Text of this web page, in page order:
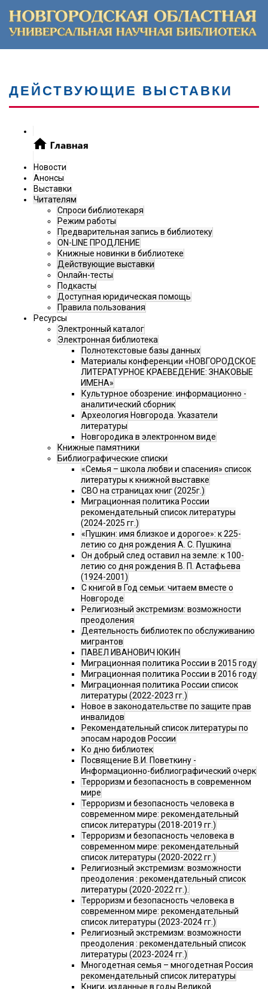
ДЕЙСТВУЮЩИЕ ВЫСТАВКИ
Новости
Анонсы
Выставки
Читателям
Спроси библиотекаря
Режим работы
Предварительная запись в библиотеку
ON-LINE ПРОДЛЕНИЕ
Книжные новинки в библиотеке
Действующие выставки
Онлайн-тесты
Подкасты
Доступная юридическая помощь
Правила пользования
Ресурсы
Электронный каталог
Электронная библиотека
Полнотекстовые базы данных
Материалы конференции «НОВГОРОДСКОЕ
ЛИТЕРАТУРНОЕ КРАЕВЕДЕНИЕ: ЗНАКОВЫЕ
ИМЕНА»
Культурное обозрение: информационно -
аналитический сборник
Археология Новгорода. Указатели
литературы
Новгородика в электронном виде
Книжные памятники
Библиографические списки
«Семья – школа любви и спасения» список
литературы к книжной выставке
СВО на страницах книг (2025г.)
Миграционная политика России
рекомендательный список литературы
(2024-2025 гг.)
«Пушкин: имя близкое и дорогое»: к 225-
летию со дня рождения А. С. Пушкина
Он добрый след оставил на земле: к 100-
летию со дня рождения В. П. Астафьева
(1924-2001)
С книгой в Год семьи: читаем вместе о
Новгороде
Религиозный экстремизм: возможности
преодоления
Деятельность библиотек по обслуживанию
мигрантов
ПАВЕЛ ИВАНОВИЧ ЮКИН
Миграционная политика России в 2015 году
Миграционная политика России в 2016 году
Миграционная политика России список
литературы (2022-2023 гг.)
Новое в законодательстве по защите прав
инвалидов
Рекомендательный список литературы по
эпосам народов России
Ко дню библиотек
Посвящение В.И. Поветкину -
Информационно-библиографический очерк
Терроризм и безопасность в современном
мире
Терроризм и безопасность человека в
современном мире: рекомендательный
список литературы (2018-2019 гг.)
Терроризм и безопасность человека в
современном мире: рекомендательный
список литературы (2020-2022 гг.)
Религиозный экстремизм: возможности
преодоления : рекомендательный список
литературы (2020-2022 гг.).
Терроризм и безопасность человека в
современном мире: рекомендательный
список литературы (2023-2024 гг.)
Религиозный экстремизм: возможности
преодоления : рекомендательный список
литературы (2023-2024 гг.)
Многодетная семья – многодетная Россия
рекомендательный список литературы
Книги, изданные в годы Великой